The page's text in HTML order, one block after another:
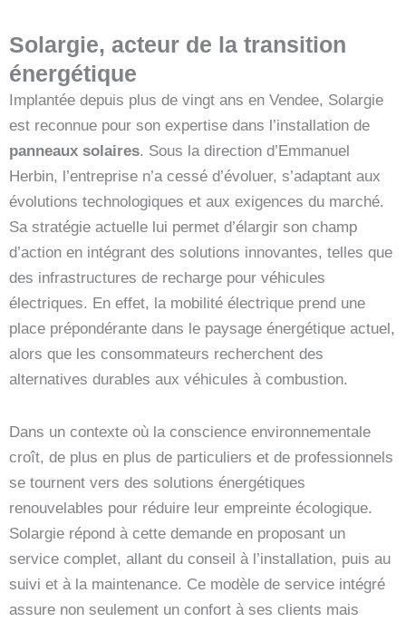
Solargie, acteur de la transition
énergétique
Implantée depuis plus de vingt ans en Vendee, Solargie
est reconnue pour son expertise dans l’installation de
panneaux solaires. Sous la direction d’Emmanuel
Herbin, l’entreprise n’a cessé d’évoluer, s’adaptant aux
évolutions technologiques et aux exigences du marché.
Sa stratégie actuelle lui permet d’élargir son champ
d’action en intégrant des solutions innovantes, telles que
des infrastructures de recharge pour véhicules
électriques. En effet, la mobilité électrique prend une
place prépondérante dans le paysage énergétique actuel,
alors que les consommateurs recherchent des
alternatives durables aux véhicules à combustion.
Dans un contexte où la conscience environnementale
croît, de plus en plus de particuliers et de professionnels
se tournent vers des solutions énergétiques
renouvelables pour réduire leur empreinte écologique.
Solargie répond à cette demande en proposant un
service complet, allant du conseil à l’installation, puis au
suivi et à la maintenance. Ce modèle de service intégré
assure non seulement un confort à ses clients mais